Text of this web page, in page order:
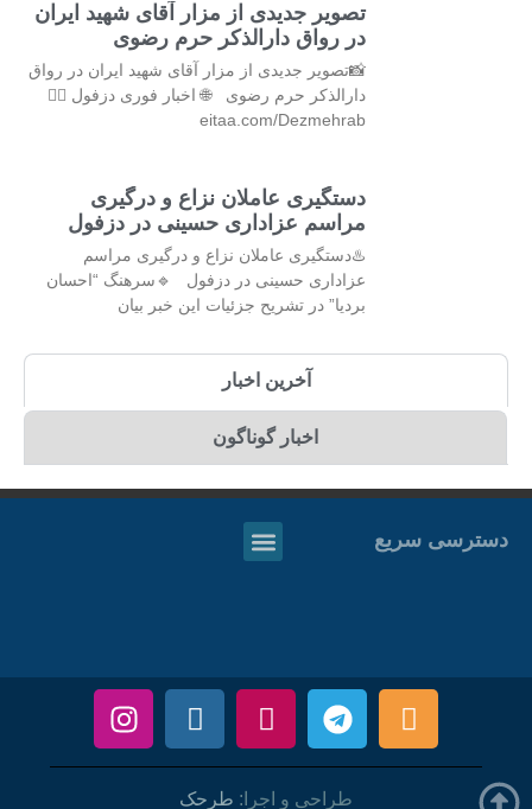
تصویر جدیدی از مزار آقای شهید ایران
در رواق دارالذکر حرم رضوی
📸تصویر جدیدی از مزار آقای شهید ایران در رواق
دارالذکر حرم رضوی 🌐 اخبار فوری دزفول 👇🏻
eitaa.com/Dezmehrab
دستگیری عاملان نزاع و درگیری
مراسم عزاداری حسینی در دزفول
♨️دستگیری عاملان نزاع و درگیری مراسم
عزاداری حسینی در دزفول 🔹سرهنگ “احسان
بردیا” در تشریح جزئیات این خبر بیان
آخرین اخبار
اخبار گوناگون
دسترسی سریع
طراحی و اجرا: طرحک